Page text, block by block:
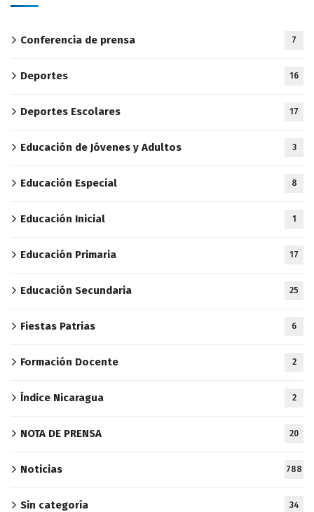
Conferencia de prensa 7
Deportes 16
Deportes Escolares 17
Educación de Jóvenes y Adultos 3
Educación Especial 8
Educación Inicial 1
Educación Primaria 17
Educación Secundaria 25
Fiestas Patrias 6
Formación Docente 2
Índice Nicaragua 2
NOTA DE PRENSA 20
Noticias 788
Sin categoría 34